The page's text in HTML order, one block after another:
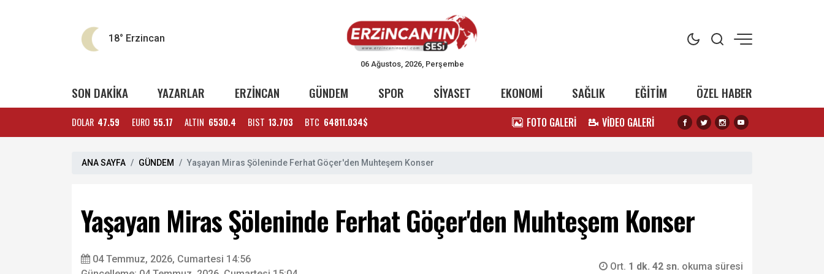
18° Erzincan
06 Ağustos, 2026, Perşembe
SON DAKİKA YAZARLAR ERZİNCAN GÜNDEM SPOR SİYASET EKONOMİ SAĞLIK EĞİTİM ÖZEL HABER
DOLAR 47.59 EURO 55.17 ALTIN 6530.4 BIST 13.703 BTC 64811.034$ FOTO GALERİ VİDEO GALERİ
ANA SAYFA GÜNDEM Yaşayan Miras Şöleninde Ferhat Göçer'den Muhteşem Konser
Yaşayan Miras Şöleninde Ferhat Göçer'den Muhteşem Konser
04 Temmuz, 2026, Cumartesi 14:56
Ort. 1 dk. 42 sn. okuma süresi